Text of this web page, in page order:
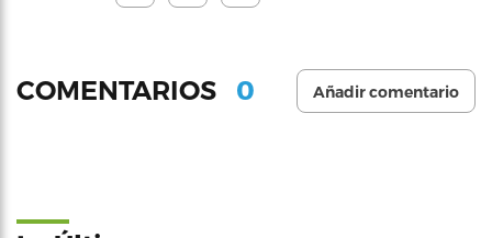
COMENTARIOS 0 Añadir comentario